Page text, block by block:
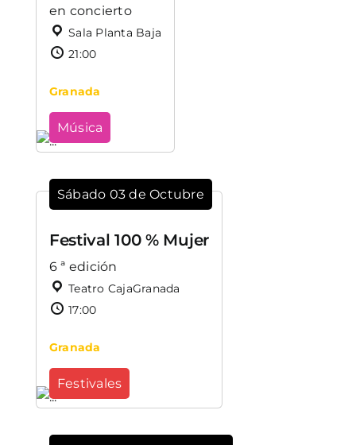
en concierto
Sala Planta Baja
21:00
Granada
Música
Sábado 03 de Octubre
Festival 100 % Mujer
6 ª edición
Teatro CajaGranada
17:00
Granada
Festivales